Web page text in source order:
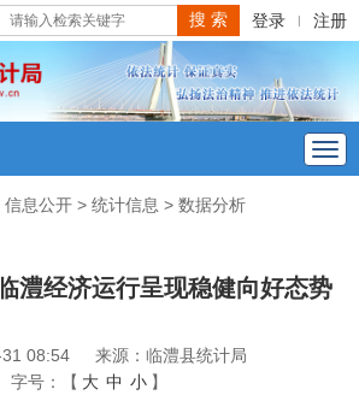
登录 | 注册
信息公开 > 统计信息 > 数据分析
澧经济运行呈现稳健向好态势
08:54
来源：临澧县统计局
字号：【 大 中 小 】